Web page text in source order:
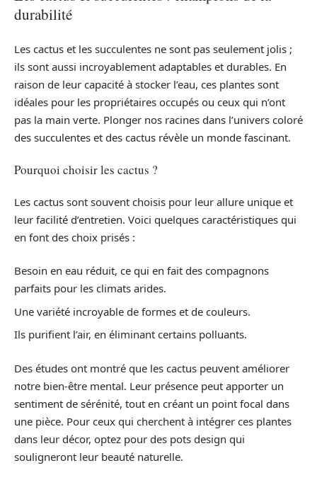
durabilité
Les cactus et les succulentes ne sont pas seulement jolis ;
ils sont aussi incroyablement adaptables et durables. En
raison de leur capacité à stocker l’eau, ces plantes sont
idéales pour les propriétaires occupés ou ceux qui n’ont
pas la main verte. Plonger nos racines dans l’univers coloré
des succulentes et des cactus révèle un monde fascinant.
Pourquoi choisir les cactus ?
Les cactus sont souvent choisis pour leur allure unique et
leur facilité d’entretien. Voici quelques caractéristiques qui
en font des choix prisés :
Besoin en eau réduit, ce qui en fait des compagnons
parfaits pour les climats arides.
Une variété incroyable de formes et de couleurs.
Ils purifient l’air, en éliminant certains polluants.
Des études ont montré que les cactus peuvent améliorer
notre bien-être mental. Leur présence peut apporter un
sentiment de sérénité, tout en créant un point focal dans
une pièce. Pour ceux qui cherchent à intégrer ces plantes
dans leur décor, optez pour des pots design qui
souligneront leur beauté naturelle.